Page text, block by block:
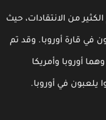
من الانتقادات، حيث
قارة أوروبا. وقد تم
أوروبا وأمريكا
في أوروبا.